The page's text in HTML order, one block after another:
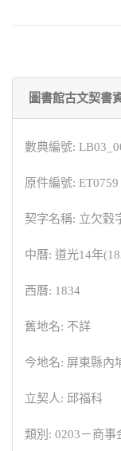
圖書館古文契書
數典編號:
原件編號: ET0759
契字名稱: 立欠穀
中曆: 道光14年
西曆: 1834
舊地名: 不詳
今地名: 屏東縣內
立契人: 邱福科
類別: 0203－商